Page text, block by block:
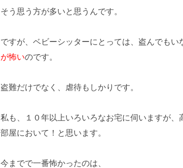
そう思う方が多いと思うんです。
ですが、ベビーシッターにとっては、盗んでもい
が怖いのです。
盗難だけでなく、虐待もしかりです。
私も、１０年以上いろいろなお宅に伺いますが
部屋において！と思います。
今までで一番怖かったのは、